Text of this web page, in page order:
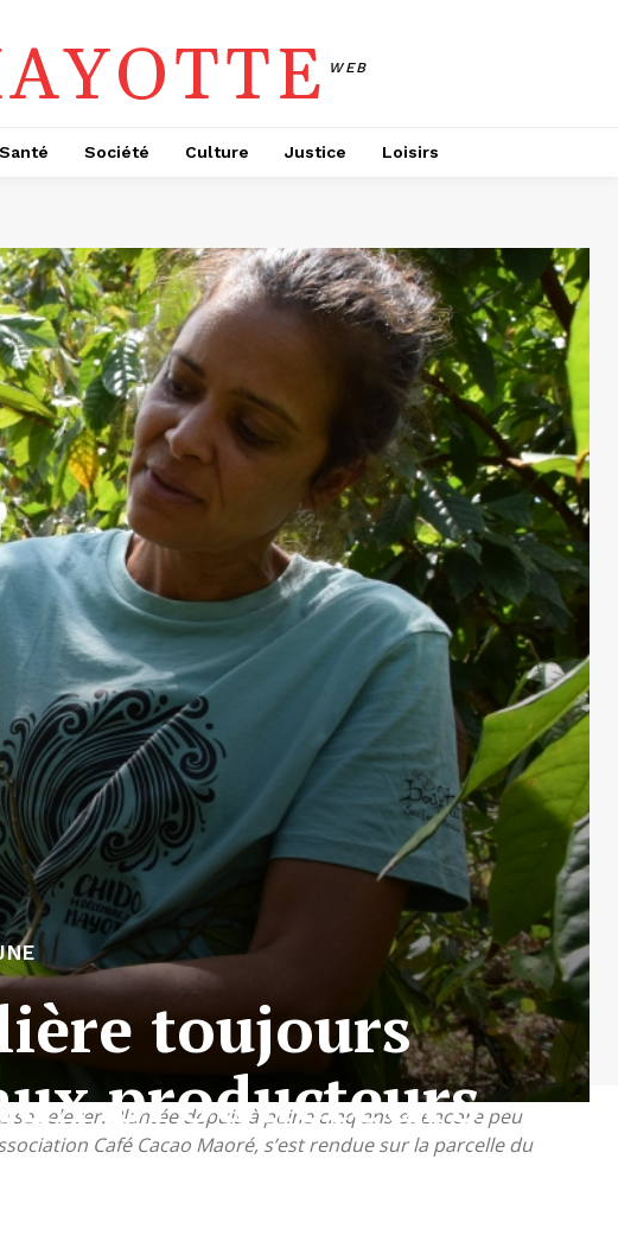
WEB
Santé Société Culture Justice Loisirs
relever. Plantée depuis à peine cinq ans et encore peu
Café Cacao Maoré, s’est rendue sur la parcelle du
toujours
producteurs